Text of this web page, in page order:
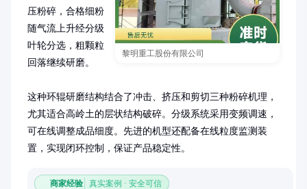
黎明重工股份有限公司
压粉碎，合格细粉
随气流上升经分级
叶轮分选，粗颗粒
回落继续研磨。
这种环辊研磨结构结合了冲击、挤压和剪切三种粉碎机理，
尤其适合高岭土的层状结构破碎。分级系统采用变频调速，
可在线调整成品细度。先进的机型还配备在线粒度监测装
置，实现闭环控制，保证产品稳定性。
商家经验 真实案例 · 安全可信